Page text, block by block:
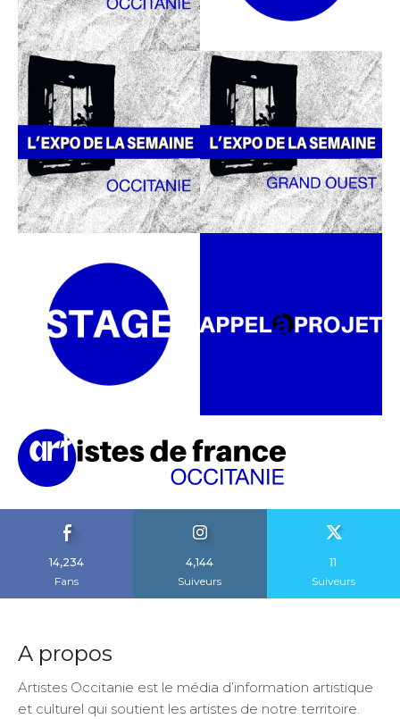
14,234
Fans
4,144
Suiveurs
11
Suiveurs
A propos
Artistes Occitanie est le média d’information artistique
et culturel qui soutient les artistes de notre territoire.